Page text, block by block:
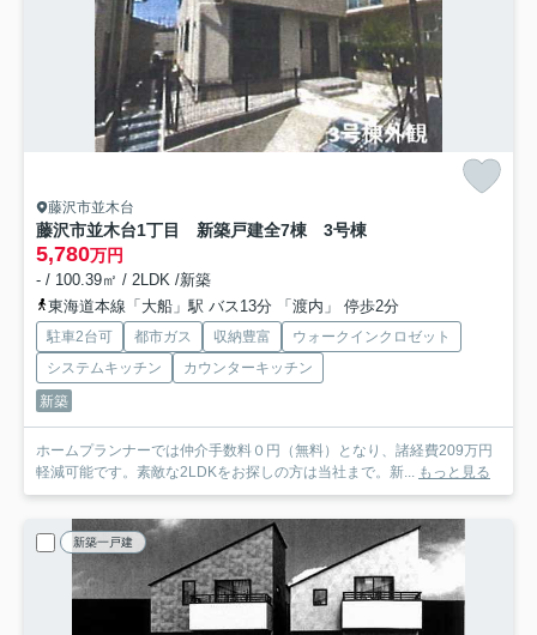
藤沢市並木台
藤沢市並木台1丁目 新築戸建全7棟 3号棟
5,780万円
- / 100.39㎡ / 2LDK /新築
東海道本線「大船」駅 バス13分 「渡内」 停歩2分
駐車2台可 都市ガス 収納豊富
ウォークインクロゼット
システムキッチン
カウンターキッチン
新築
ホームプランナーでは仲介手数料０円（無料）となり、諸経費209万円
軽減可能です。素敵な2LDKをお探しの方は当社まで。新... もっと見る
新築一戸建